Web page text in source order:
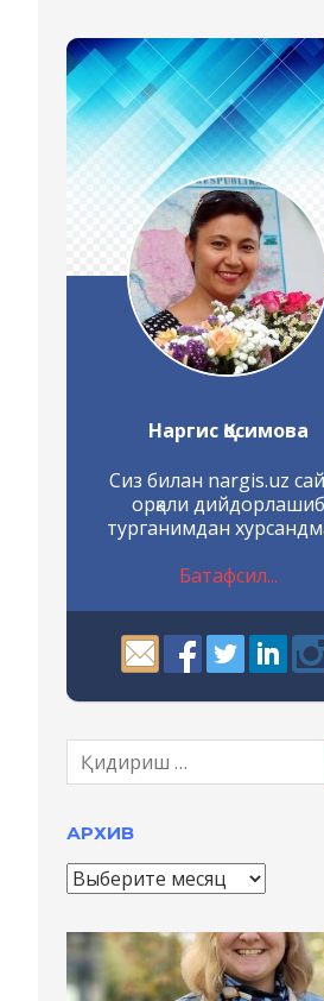
Наргис Қосимова
Сиз билан nargis.uz
орқали дийдорлашиб
турганимдан
Батафсил...
АРХИВ
А
р
и
в